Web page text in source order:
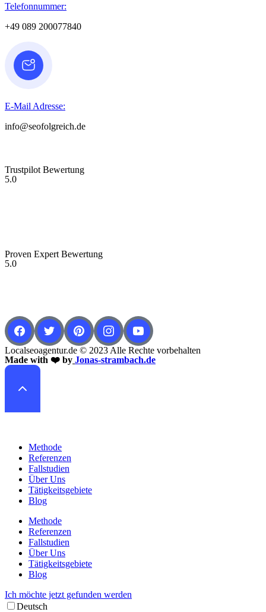
Telefonnummer:
+49 089 200077840
E-Mail Adresse:
info@seofolgreich.de
Trustpilot Bewertung
5.0
Proven Expert Bewertung
5.0
Localseoagentur.de © 2023 Alle Rechte vorbehalten
Made with ❤️ by Jonas-strambach.de
Methode
Referenzen
Fallstudien
Über Uns
Tätigkeitsgebiete
Blog
Methode
Referenzen
Fallstudien
Über Uns
Tätigkeitsgebiete
Blog
Ich möchte jetzt gefunden werden
Deutsch